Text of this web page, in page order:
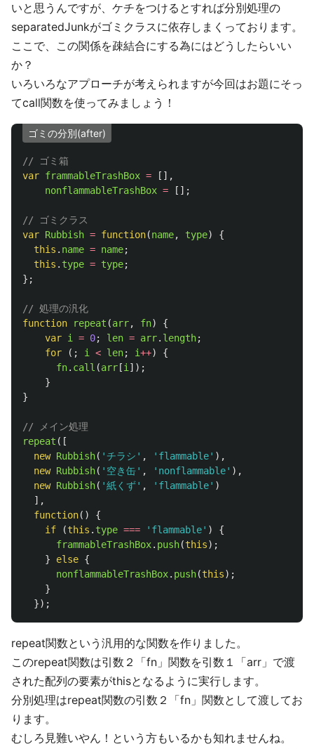
いと思うんですが、ケチをつけるとすれば分別処理の
separatedJunkがゴミクラスに依存しまくっております。
ここで、この関係を疎結合にする為にはどうしたらいい
か？
いろいろなアプローチが考えられますが今回はお題にそっ
てcall関数を使ってみましょう！
ゴミの分別(after)
// ゴミ箱
var frammableTrashBox =
[],
nonflammableTrashBox = [];
// ゴミクラス
var Rubbish = function(name, type)
{
this . name = name;
this . type = type;
};
// 処理の汎化
function
repeat (arr, fn)
{
var i = 0; len = arr. length;
for
(; i < len; i++)
{
fn. call (arr [i ]);
}
}
// メイン処理
repeat ([
new Rubbish( 'チラシ ' , ' flammable' ),
new Rubbish( ' 空き缶' , ' nonflammable' ),
new Rubbish( '紙くず' , ' flammable' )
],
function()
{
if
(this . type === ' flammable' )
{
frammableTrashBox. push(this);
}
else {
nonflammableTrashBox. push(this);
}
});
repeat関数という汎用的な関数を作りました。
このrepeat関数は引数２「fn」関数を引数１「arr」で渡
された配列の要素がthisとなるように実行します。
分別処理はrepeat関数の引数２「fn」関数として渡してお
ります。
むしろ見難いやん！という方もいるかも知れませんね。